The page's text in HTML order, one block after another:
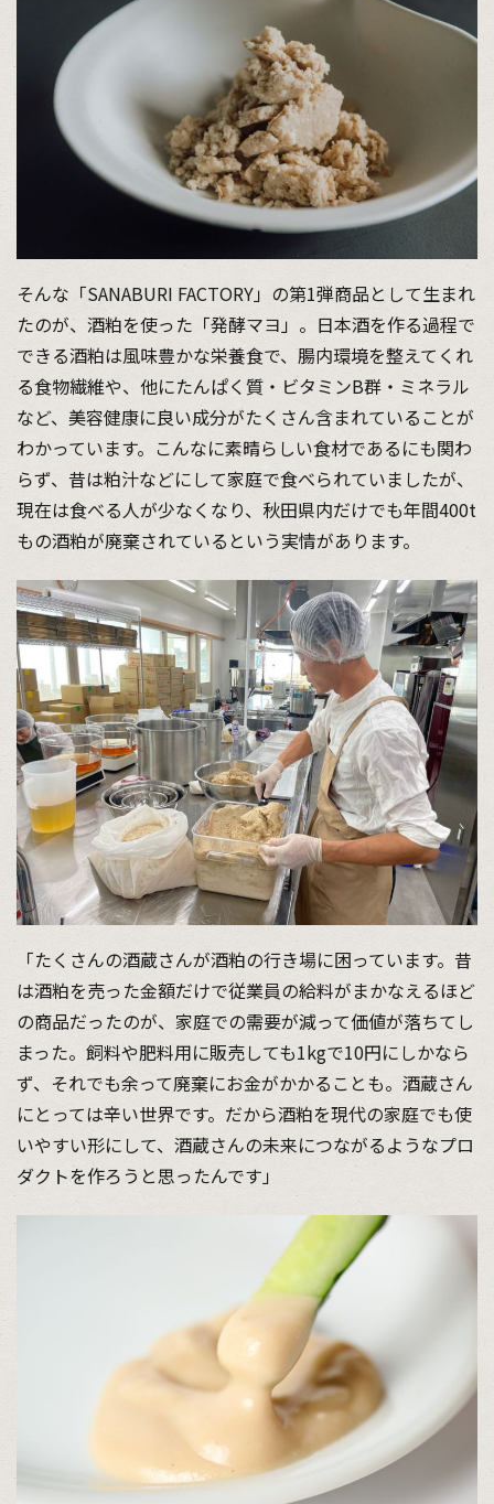
そんな「SANABURI FACTORY」の第1弾商品として生まれ
たのが、酒粕を使った「発酵マヨ」。日本酒を作る過程で
できる酒粕は風味豊かな栄養食で、腸内環境を整えてくれ
る食物繊維や、他にたんぱく質・ビタミンB群・ミネラル
など、美容健康に良い成分がたくさん含まれていることが
わかっています。こんなに素晴らしい食材であるにも関わ
らず、昔は粕汁などにして家庭で食べられていましたが、
現在は食べる人が少なくなり、秋田県内だけでも年間400t
もの酒粕が廃棄されているという実情があります。
「たくさんの酒蔵さんが酒粕の行き場に困っています。昔
は酒粕を売った金額だけで従業員の給料がまかなえるほど
の商品だったのが、家庭での需要が減って価値が落ちてし
まった。飼料や肥料用に販売しても1kgで10円にしかなら
ず、それでも余って廃棄にお金がかかることも。酒蔵さん
にとっては辛い世界です。だから酒粕を現代の家庭でも使
いやすい形にして、酒蔵さんの未来につながるようなプロ
ダクトを作ろうと思ったんです」